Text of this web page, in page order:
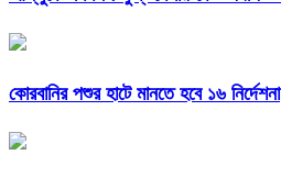
কোরবানির পশুর হাটে মানতে হবে ১৬ নির্দেশনা